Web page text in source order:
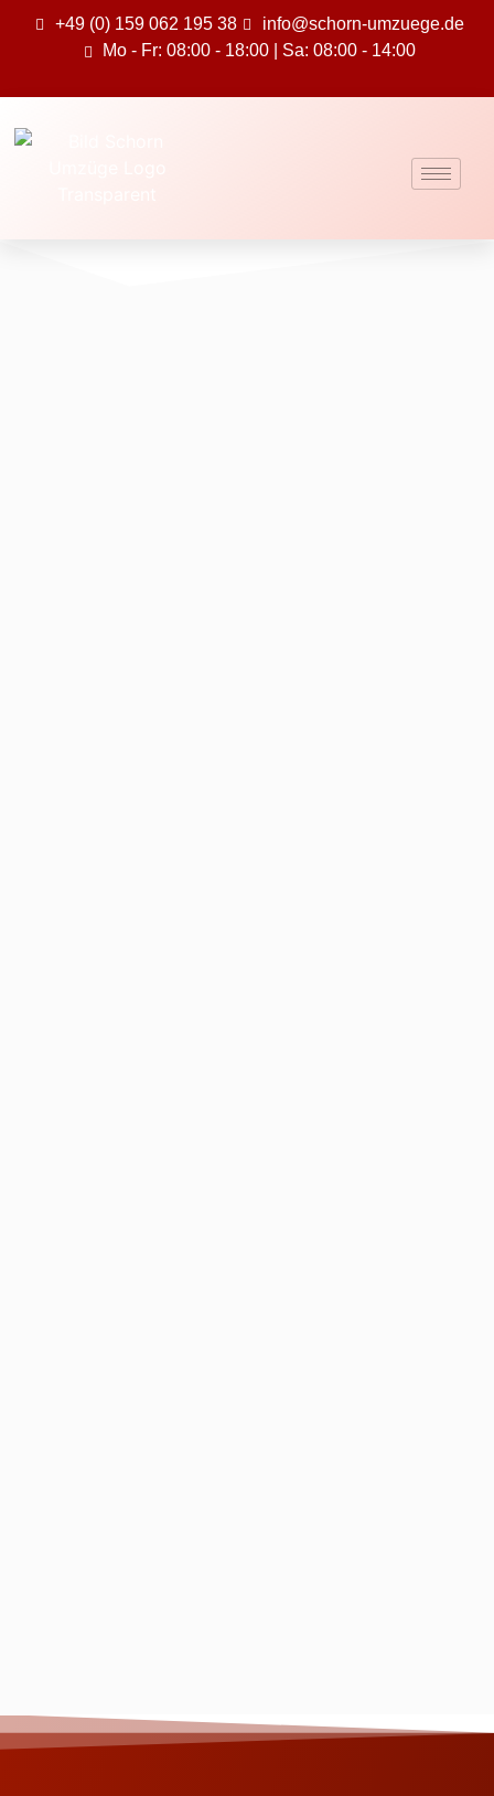
+49 (0) 159 062 195 38
info@schorn-umzuege.de
Mo - Fr: 08:00 - 18:00 | Sa: 08:00 - 14:00